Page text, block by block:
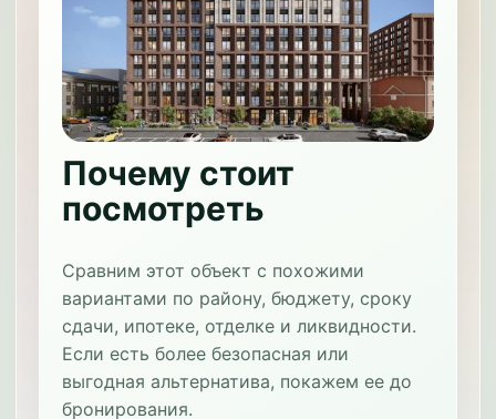
Почему стоит
посмотреть
Сравним этот объект с похожими
вариантами по району, бюджету, сроку
сдачи, ипотеке, отделке и ликвидности.
Если есть более безопасная или
выгодная альтернатива, покажем ее до
бронирования.